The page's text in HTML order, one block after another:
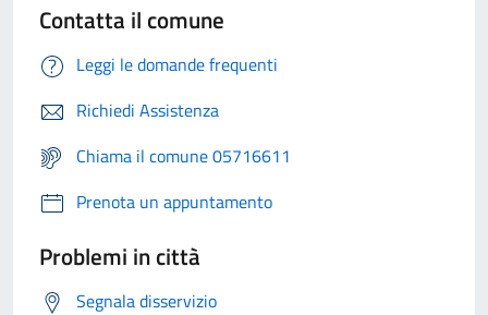
Contatta il comune
Leggi le domande frequenti
Richiedi Assistenza
Chiama il comune 05716611
Prenota un appuntamento
Problemi in città
Segnala disservizio